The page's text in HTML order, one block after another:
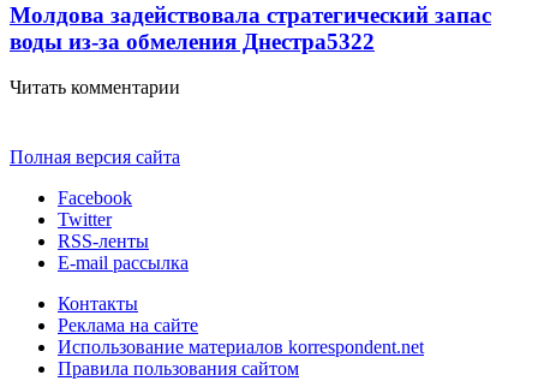
Молдова задействовала стратегический запас
воды из-за обмеления Днестра5322
Читать комментарии
Полная версия сайта
Facebook
Twitter
RSS-ленты
E-mail рассылка
Контакты
Реклама на сайте
Использование материалов korrespondent.net
Правила пользования сайтом